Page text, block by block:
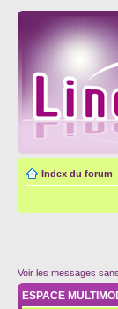
Index du forum
Voir les messages
ESPACE